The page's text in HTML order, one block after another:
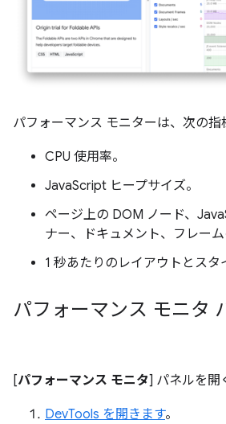
パフォーマンス モニターは、次の指
CPU 使用率。
JavaScript ヒープサイズ。
ページ上の DOM ノード、
ナー、ドキュメント、フレーム
1 秒あたりのレイアウトとスタ
パフォーマンス モニタ
[パフォーマンス モニタ] パネルを開
DevTools を開きます。